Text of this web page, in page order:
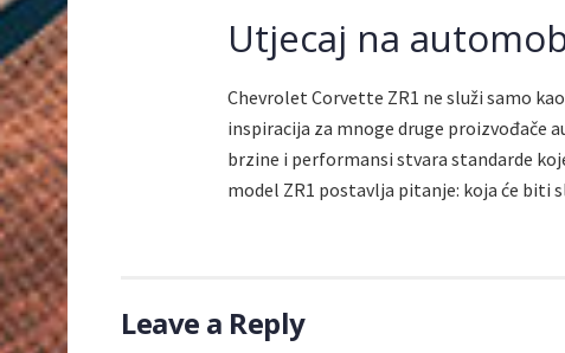
Utjecaj na
Chevrolet Corvette ZR1 ne služi samo
inspiracija za mnoge druge proizvođače
brzine i performansi stvara standarde
model ZR1 postavlja pitanje: koja će biti
Leave a Reply